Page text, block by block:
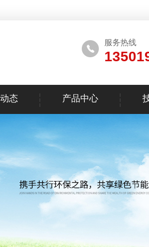
服务热线
态 产品中心